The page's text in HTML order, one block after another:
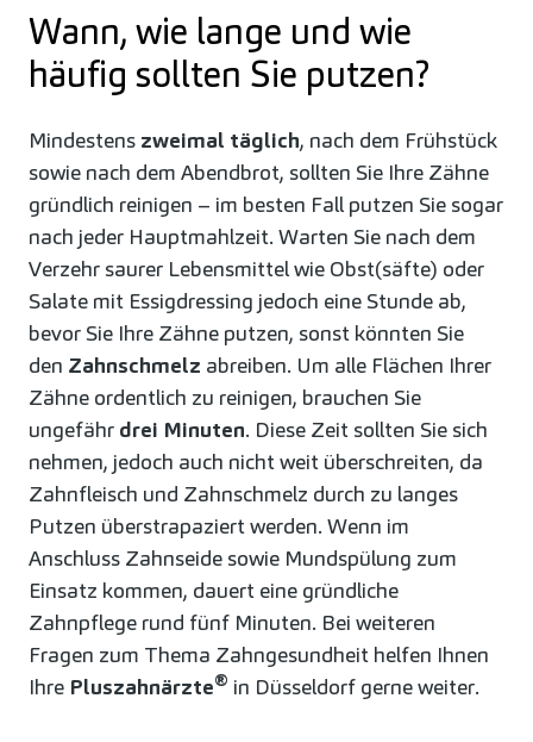
Wann, wie lange und wie
häufig sollten Sie putzen?
Mindestens zweimal täglich, nach dem Frühstück
sowie nach dem Abendbrot, sollten Sie Ihre Zähne
gründlich reinigen – im besten Fall putzen Sie sogar
nach jeder Hauptmahlzeit. Warten Sie nach dem
Verzehr saurer Lebensmittel wie Obst(säfte) oder
Salate mit Essigdressing jedoch eine Stunde ab,
bevor Sie Ihre Zähne putzen, sonst könnten Sie
den Zahnschmelz abreiben. Um alle Flächen Ihrer
Zähne ordentlich zu reinigen, brauchen Sie
ungefähr drei Minuten. Diese Zeit sollten Sie sich
nehmen, jedoch auch nicht weit überschreiten, da
Zahnfleisch und Zahnschmelz durch zu langes
Putzen überstrapaziert werden. Wenn im
Anschluss Zahnseide sowie Mundspülung zum
Einsatz kommen, dauert eine gründliche
Zahnpflege rund fünf Minuten. Bei weiteren
Fragen zum Thema Zahngesundheit helfen Ihnen
Ihre Pluszahnärzte® in Düsseldorf gerne weiter.